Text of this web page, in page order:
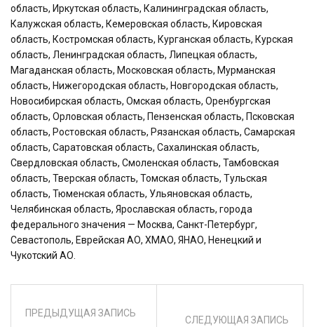
область, Иркутская область, Калининградская область,
Калужская область, Кемеровская область, Кировская
область, Костромская область, Курганская область, Курская
область, Ленинградская область, Липецкая область,
Магаданская область, Московская область, Мурманская
область, Нижегородская область, Новгородская область,
Новосибирская область, Омская область, Оренбургская
область, Орловская область, Пензенская область, Псковская
область, Ростовская область, Рязанская область, Самарская
область, Саратовская область, Сахалинская область,
Свердловская область, Смоленская область, Тамбовская
область, Тверская область, Томская область, Тульская
область, Тюменская область, Ульяновская область,
Челябинская область, Ярославская область, города
федерального значения — Москва, Санкт-Петербург,
Севастополь, Еврейская АО, ХМАО, ЯНАО, Ненецкий и
Чукотский АО.
ПРЕДЫДУЩАЯ ЗАПИСЬ
СЛЕДУЮЩАЯ ЗАПИСЬ